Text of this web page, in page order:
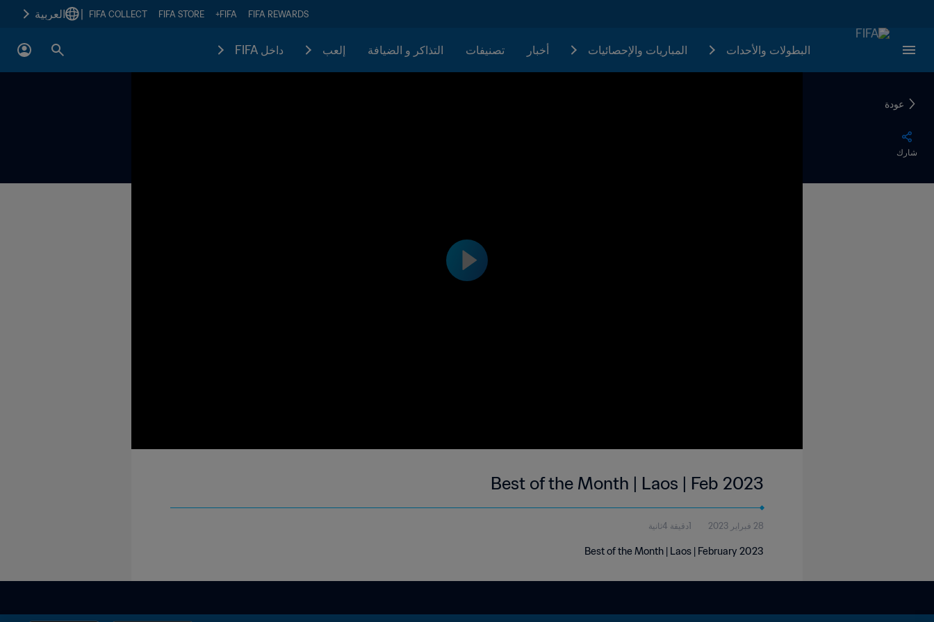
FIFA REWARDS
FIFA+
FIFA STORE
FIFA COLLECT العربية
البطولات والأحدات المباريات والإحصائيات أخبار تصنيفات التذاكر و الضيافة إلعب داخل FIFA
عودة
شارك
Best of the Month | Laos | Feb 2023
28 فبراير 2023 1دقيقة 4ثانية
Best of the Month | Laos | February 2023